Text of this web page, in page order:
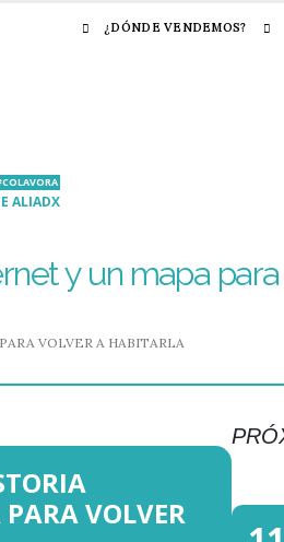
¿DÓNDE VENDEMOS?
ALIADX
y un mapa
VOLVER A HABITARLA
VOLVER